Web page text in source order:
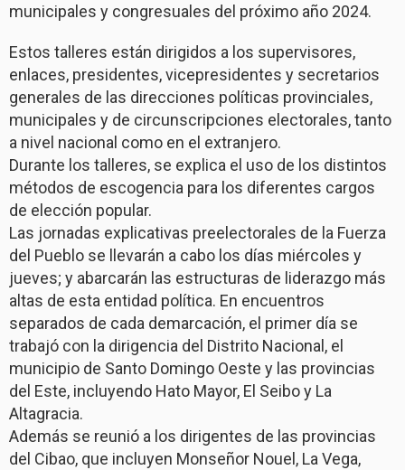
municipales y congresuales del próximo año 2024.
Estos talleres están dirigidos a los supervisores,
enlaces, presidentes, vicepresidentes y secretarios
generales de las direcciones políticas provinciales,
municipales y de circunscripciones electorales, tanto
a nivel nacional como en el extranjero.
Durante los talleres, se explica el uso de los distintos
métodos de escogencia para los diferentes cargos
de elección popular.
Las jornadas explicativas preelectorales de la Fuerza
del Pueblo se llevarán a cabo los días miércoles y
jueves; y abarcarán las estructuras de liderazgo más
altas de esta entidad política. En encuentros
separados de cada demarcación, el primer día se
trabajó con la dirigencia del Distrito Nacional, el
municipio de Santo Domingo Oeste y las provincias
del Este, incluyendo Hato Mayor, El Seibo y La
Altagracia.
Además se reunió a los dirigentes de las provincias
del Cibao, que incluyen Monseñor Nouel, La Vega,